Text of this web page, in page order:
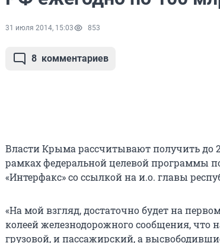
31 июля 2014, 15:03 853
8 комментариев
Власти Крыма рассчитывают получить до
рамках федеральной целевой программы
«Интерфакс» со ссылкой на и.о. главы
«На мой взгляд, достаточно будет на
колеей железнодорожного сообщения, что
грузовой, и пассажирский, а